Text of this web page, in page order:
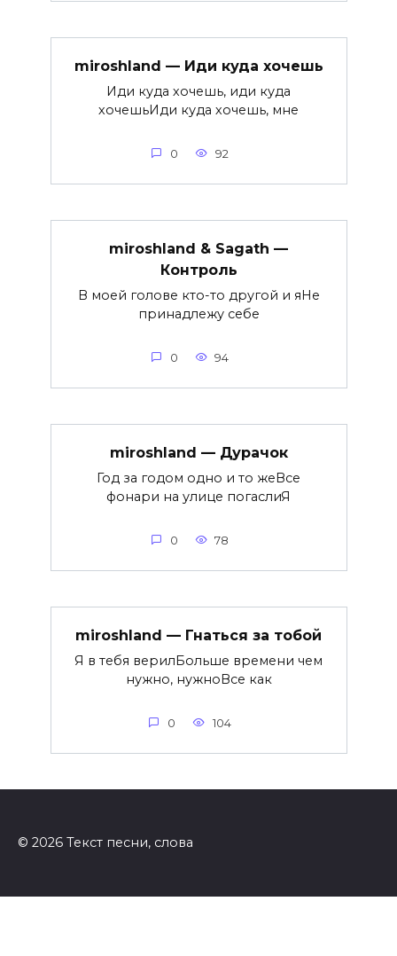
miroshland — Иди куда хочешь
Иди куда хочешь, иди куда
хочешьИди куда хочешь, мне
0 92
miroshland & Sagath —
Контроль
В моей голове кто-то другой и яНе
принадлежу себе
0 94
miroshland — Дурачок
Год за годом одно и то жеВсе
фонари на улице погаслиЯ
0 78
miroshland — Гнаться за тобой
Я в тебя верилБольше времени чем
нужно, нужноВсе как
0 104
© 2026 Текст песни, слова